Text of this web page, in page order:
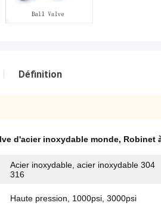
Définition
d'acier inoxydable monde, Robinet
Acier inoxydable, acier inoxydable 304
316
Haute pression, 1000psi, 3000psi